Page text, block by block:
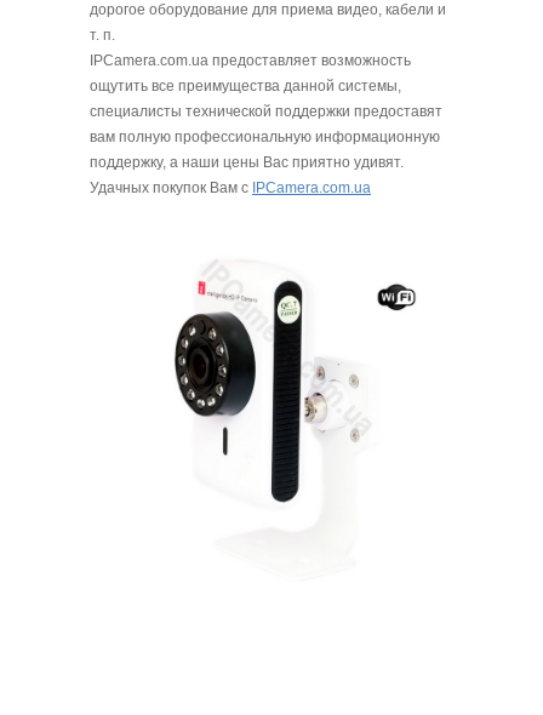
дорогое оборудование для приема видео, кабели и
т. п.
IPCamera.com.ua предоставляет возможность
ощутить все преимущества данной системы,
специалисты технической поддержки предоставят
вам полную профессиональную информационную
поддержку, а наши цены Вас приятно удивят.
Удачных покупок Вам с IPCamera.com.ua